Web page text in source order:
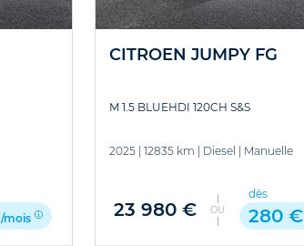
/mois
CITROEN JUMPY FG
M 1.5 BLUEHDI 120CH S&S
2025| 12835 km Diesel Manuelle
23 980 € OU
dès
280 €